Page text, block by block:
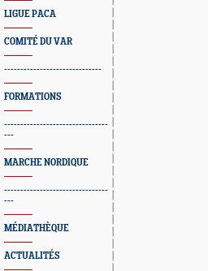
LIGUE PACA
COMITÉ DU VAR
------------------------------
FORMATIONS
--------------------------------
---
MARCHE NORDIQUE
--------------------------------
---
MÉDIATHÈQUE
ACTUALITÉS